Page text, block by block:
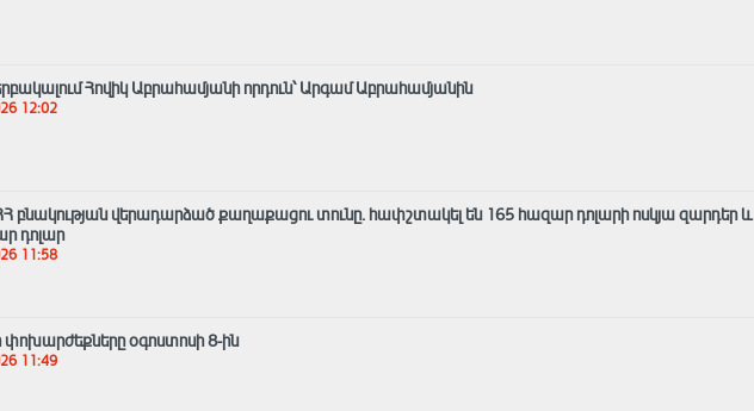
Հովիկ Աբրահամյանի որդուն՝ Արգամ Աբրահամյանին
12:02
բնակության վերադարձած քաղաքացու տունը․ հափշտակել են 165 հազար դոլարի ոսկյա զարդեր և
դոլար
11:58
օգոստոսի 8-ին
11:49